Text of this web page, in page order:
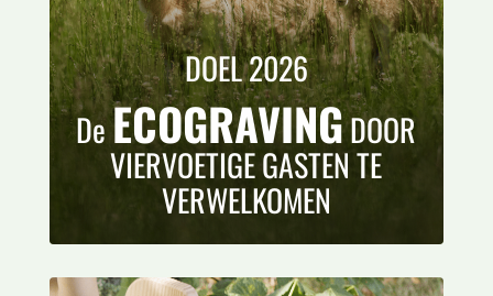
DOEL 2026
DeECOGRAVINGDOOR
VIERVOETIGE GASTEN TE
VERWELKOMEN